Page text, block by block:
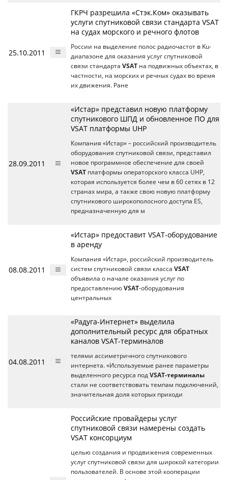
25.10.2011
ГКРЧ разрешила «Стэк.Ком» оказывать
услуги спутниковой связи стандарта VSAT
на судах морского и речного флотов
России на выделение полос радиочастот в Ku-
диапазоне для оказания услуг спутниковой
связи стандарта VSAT на подвижных объектах, в
частности, на морских и речных судах во время
их движения. Ране
28.09.2011
«Истар» представил новую платформу
спутникового ШПД и обновленное ПО для
VSAT платформы UHP
Компания «Истар» – российский производитель
оборудования спутниковой связи, представил
новое программное обеспечение для своей
VSAT платформы операторского класса UHP,
которая используется более чем в 60 сетях в 12
странах мира, а также свою новую платформу
спутникового широкополосного доступа ES,
предназначенную для м
08.08.2011
«Истар» предоставит VSAT-оборудование
в аренду
Компания «Истар», российский производитель
систем спутниковой связи класса VSAT
объявила о начале оказания услуг по
предоставлению VSAT-оборудования
центральных
04.08.2011
«Радуга-Интернет» выделила
дополнительный ресурс для обратных
каналов VSAT-терминалов
телями ассиметричного спутникового
интернета. «Используемые ранее параметры
выделенного ресурса под VSAT-терминалы
стали не соответствовать темпам подключений,
значительная доля которых приходи
Российские провайдеры услуг
спутниковой связи намерены создать
VSAT консорциум
целью создания и продвижения современных
услуг спутниковой связи для широкой категории
пользователей. В основе этой кооперации